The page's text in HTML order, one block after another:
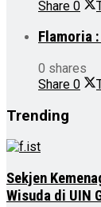
Share 0
Flamoria
0 shares
Share 0
Trending
Sekjen
Wisuda di UIN